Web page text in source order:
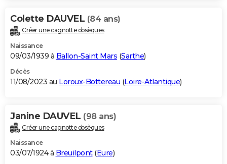
Colette DAUVEL (84 ans)
Créer une cagnotte obsèques
Naissance
09/03/1939 à Ballon-Saint Mars (Sarthe)
Décès
11/08/2023 au Loroux-Bottereau (Loire-Atlantique)
Janine DAUVEL (98 ans)
Créer une cagnotte obsèques
Naissance
03/07/1924 à Breuilpont(Eure)